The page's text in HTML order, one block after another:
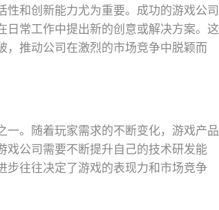
和创新能力尤为重要。成功的游戏公司
常工作中提出新的创意或解决方案。这
推动公司在激烈的市场竞争中脱颖而
。随着玩家需求的不断变化，游戏产品
戏公司需要不断提升自己的技术研发能
步往往决定了游戏的表现力和市场竞争